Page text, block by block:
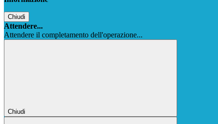
Chiudi
Attendere...
Attendere il completamento dell'operazione...
Chiudi